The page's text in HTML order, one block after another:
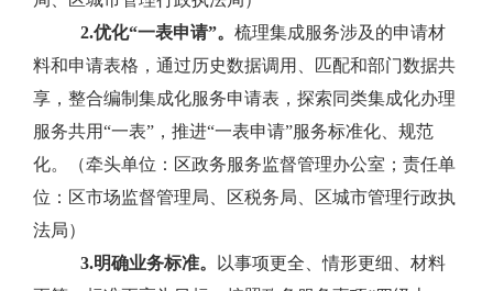
2.优化“一表申请”。 梳理集成服务涉及的申请材
料和申请表格，通过历史数据调用、匹配和部门数据共
享，整合编制 集成化服务申请表，探索同类集成化办理
服务共用“一表” ，推进“一表申请”服务标准化、规范
化。
（牵头单位：区政务服务监督管理办公室；责任单
位：区市场监督管理局、区税务局、区城市管理行政执
法局）
3.明确业务标准。
以事项更全、情形更细、材料